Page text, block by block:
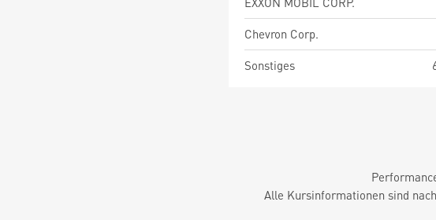
Chevron Corp.
Sonstiges
Alle Kursinformationen sind